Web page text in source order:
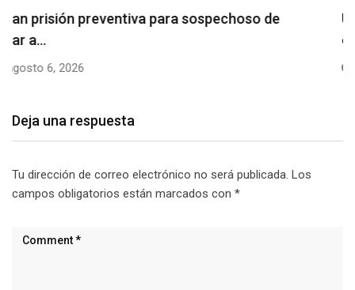
Usuarios madrugan y hacen largas filas para
obtener…
agosto 6, 2026
Deja una respuesta
Tu dirección de correo electrónico no será publicada. Los
campos obligatorios están marcados con *